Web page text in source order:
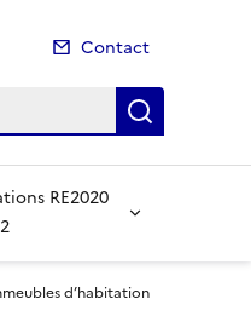
Contact
RE2020
d’habitation